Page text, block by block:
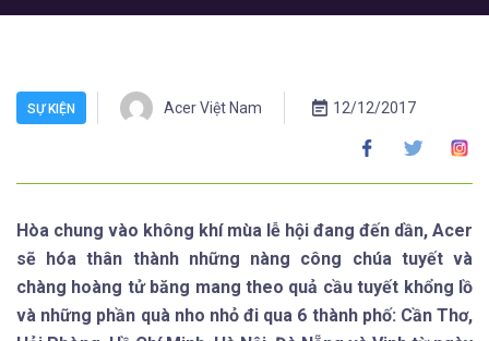
SỰ KIỆN Acer Việt Nam 12/12/2017
Hòa chung vào không khí mùa lễ hội đang đến dần, Acer
sẽ hóa thân thành những nàng công chúa tuyết và
chàng hoàng tử băng mang theo quả cầu tuyết khổng lồ
và những phần quà nho nhỏ đi qua 6 thành phố: Cần Thơ,